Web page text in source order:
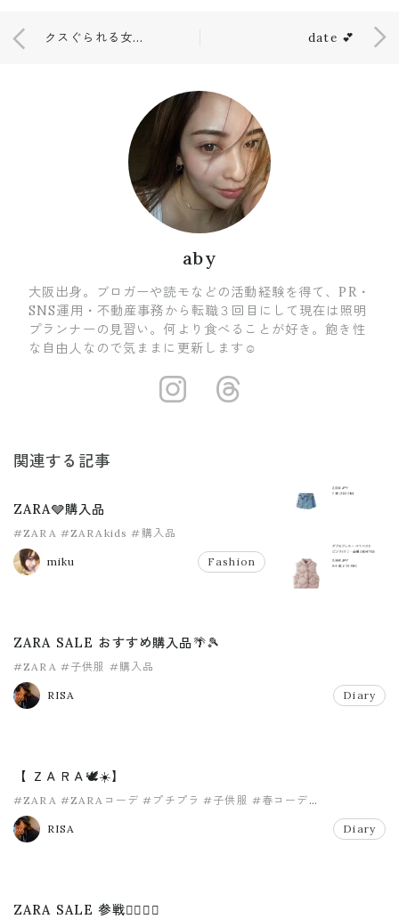
クスぐられる女心。💄 date 💕
aby
大阪出身。ブロガーや読モなどの活動経験を得て、PR・
SNS運用・不動産事務から転職３回目にして現在は照明
プランナーの見習い。何より食べることが好き。飽き性
な自由人なので気ままに更新します☺
https://
関連する記事
ZARA🩶購入品
#ZARA #ZARAkids #購入品
miku Fashion
ZARA SALE おすすめ購入品🌴🎾
#ZARA #子供服 #購入品
RISA Diary
【 ＺＡＲＡ🕊☀️】
#ZARA #ZARAコーデ #プチプラ #子供服 #春コーデ
#春ファッション
RISA
Diary
ZARA SALE 参戦✌🏾💫💫